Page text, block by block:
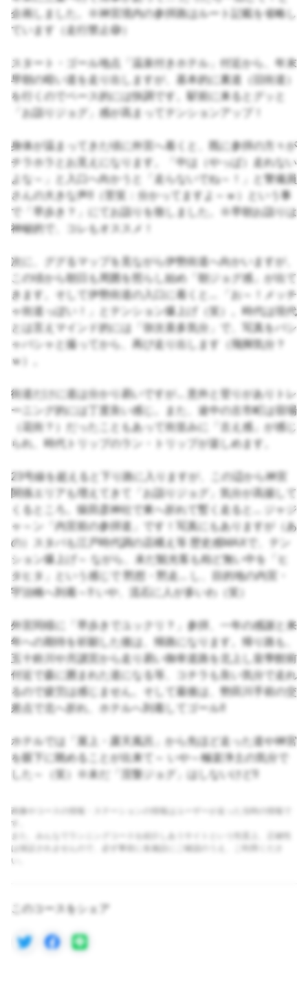
企画しました。※神宮境内の参拝路はルート記載を省略し
ています（走行禁止😅）
スタート・ゴール地点「温泉付きホテル」付近から、年末
早朝の暗い道を走り出しますが、基本的に裏道（旧街道）
を行くのでペース的には快調です。駅前に来るとグッと
「お詣りジョグ」感が高まってテンションアップ！
身体が温まってきた頃に外宮へ着くと、既に参拝の方々が
チラホラとお見えになります。「中は（やっぱ）走れない
よな～」と入口へ向かうと「走らないでね～！」と警備員
さんの大きな声!!（苦笑：分かってますよ～ｗ）という事
で「早歩き？」にてお詣りを致しました。※早朝お詣りは
神秘的で、コレもオススメ！
次に、ググるマップを見ながら伊勢街道へ向かいますが、
この頃から朝日も周囲を照らし始め「朝ジョグ感」が出て
きます。そして伊勢街道の入口に着くと... 「お～！メッチ
ャ街道っぽい！」とテンション爆上げ（笑）。時代は現代
とは言えマインド的には「弥次喜多気分」で、写真をバシ
ャバシャと撮ってから、再び走り出します（飛脚気分？
ｗ）。
街道だけに道は分かり易いですが... 意外と登りがありトレ
ーニング的には丁度良い感じ。また、途中の古市町は宿場
（花街？）だったこともあって街並みに「古え感」が感じ
られ、時代トリップのラン・トリップが楽しめます。
23号線を超えると下り路に入りますが、この辺から神宮
関係エリアも増えてきて「お詣りジョグ」気分が高揚して
くるところ。猿田彦神社で東へ折れて暫く走ると... ジャジ
ャ～ン「内宮前の参拝道」です！写真にもありますが（あ
の）スタバも江戸時代調の店構え等 歴史感MAXで、テン
ション爆上げ～ ながら、未だ観光客も殆ど無い中を「ヒ
タヒタ」という感じで 黙想・黙走... し、目的地の内宮・
宇治橋へ到着～!! いや、流石に人が多いわ（笑）
外宮同様に「早歩きでユックリ？」参拝、一年の感謝と来
年への期待を祈願した後は、帰路になります。帰り路も、
五十鈴川や月讀宮から走り易い御幸道路を北上し皇學館前
付近で森に囲まれた道になる等、コチラも良い気分で走れ
るので疲労は感じません。そして最後は、勢田川手前の交
差点で北へ折れ、ホテルへ到着してゴール!!
ホテルでは「屋上・露天風呂」から先ほど走った道や神宮
を眼下に眺めることが出来て～ いや～極楽浄土の気分で
した～（笑）※未だ「涅槃ジョグ」はしないけど!!
画像やコースの情報・ステーションの情報はユーザーが走った当時の情報で
す。
また、みんなでランニングコースを紹介しあうサイトという性質上、正確性
は保証されませんので、必ず事前に各施設にご確認のうえ、ご利用くださ
い。
このコースをシェア